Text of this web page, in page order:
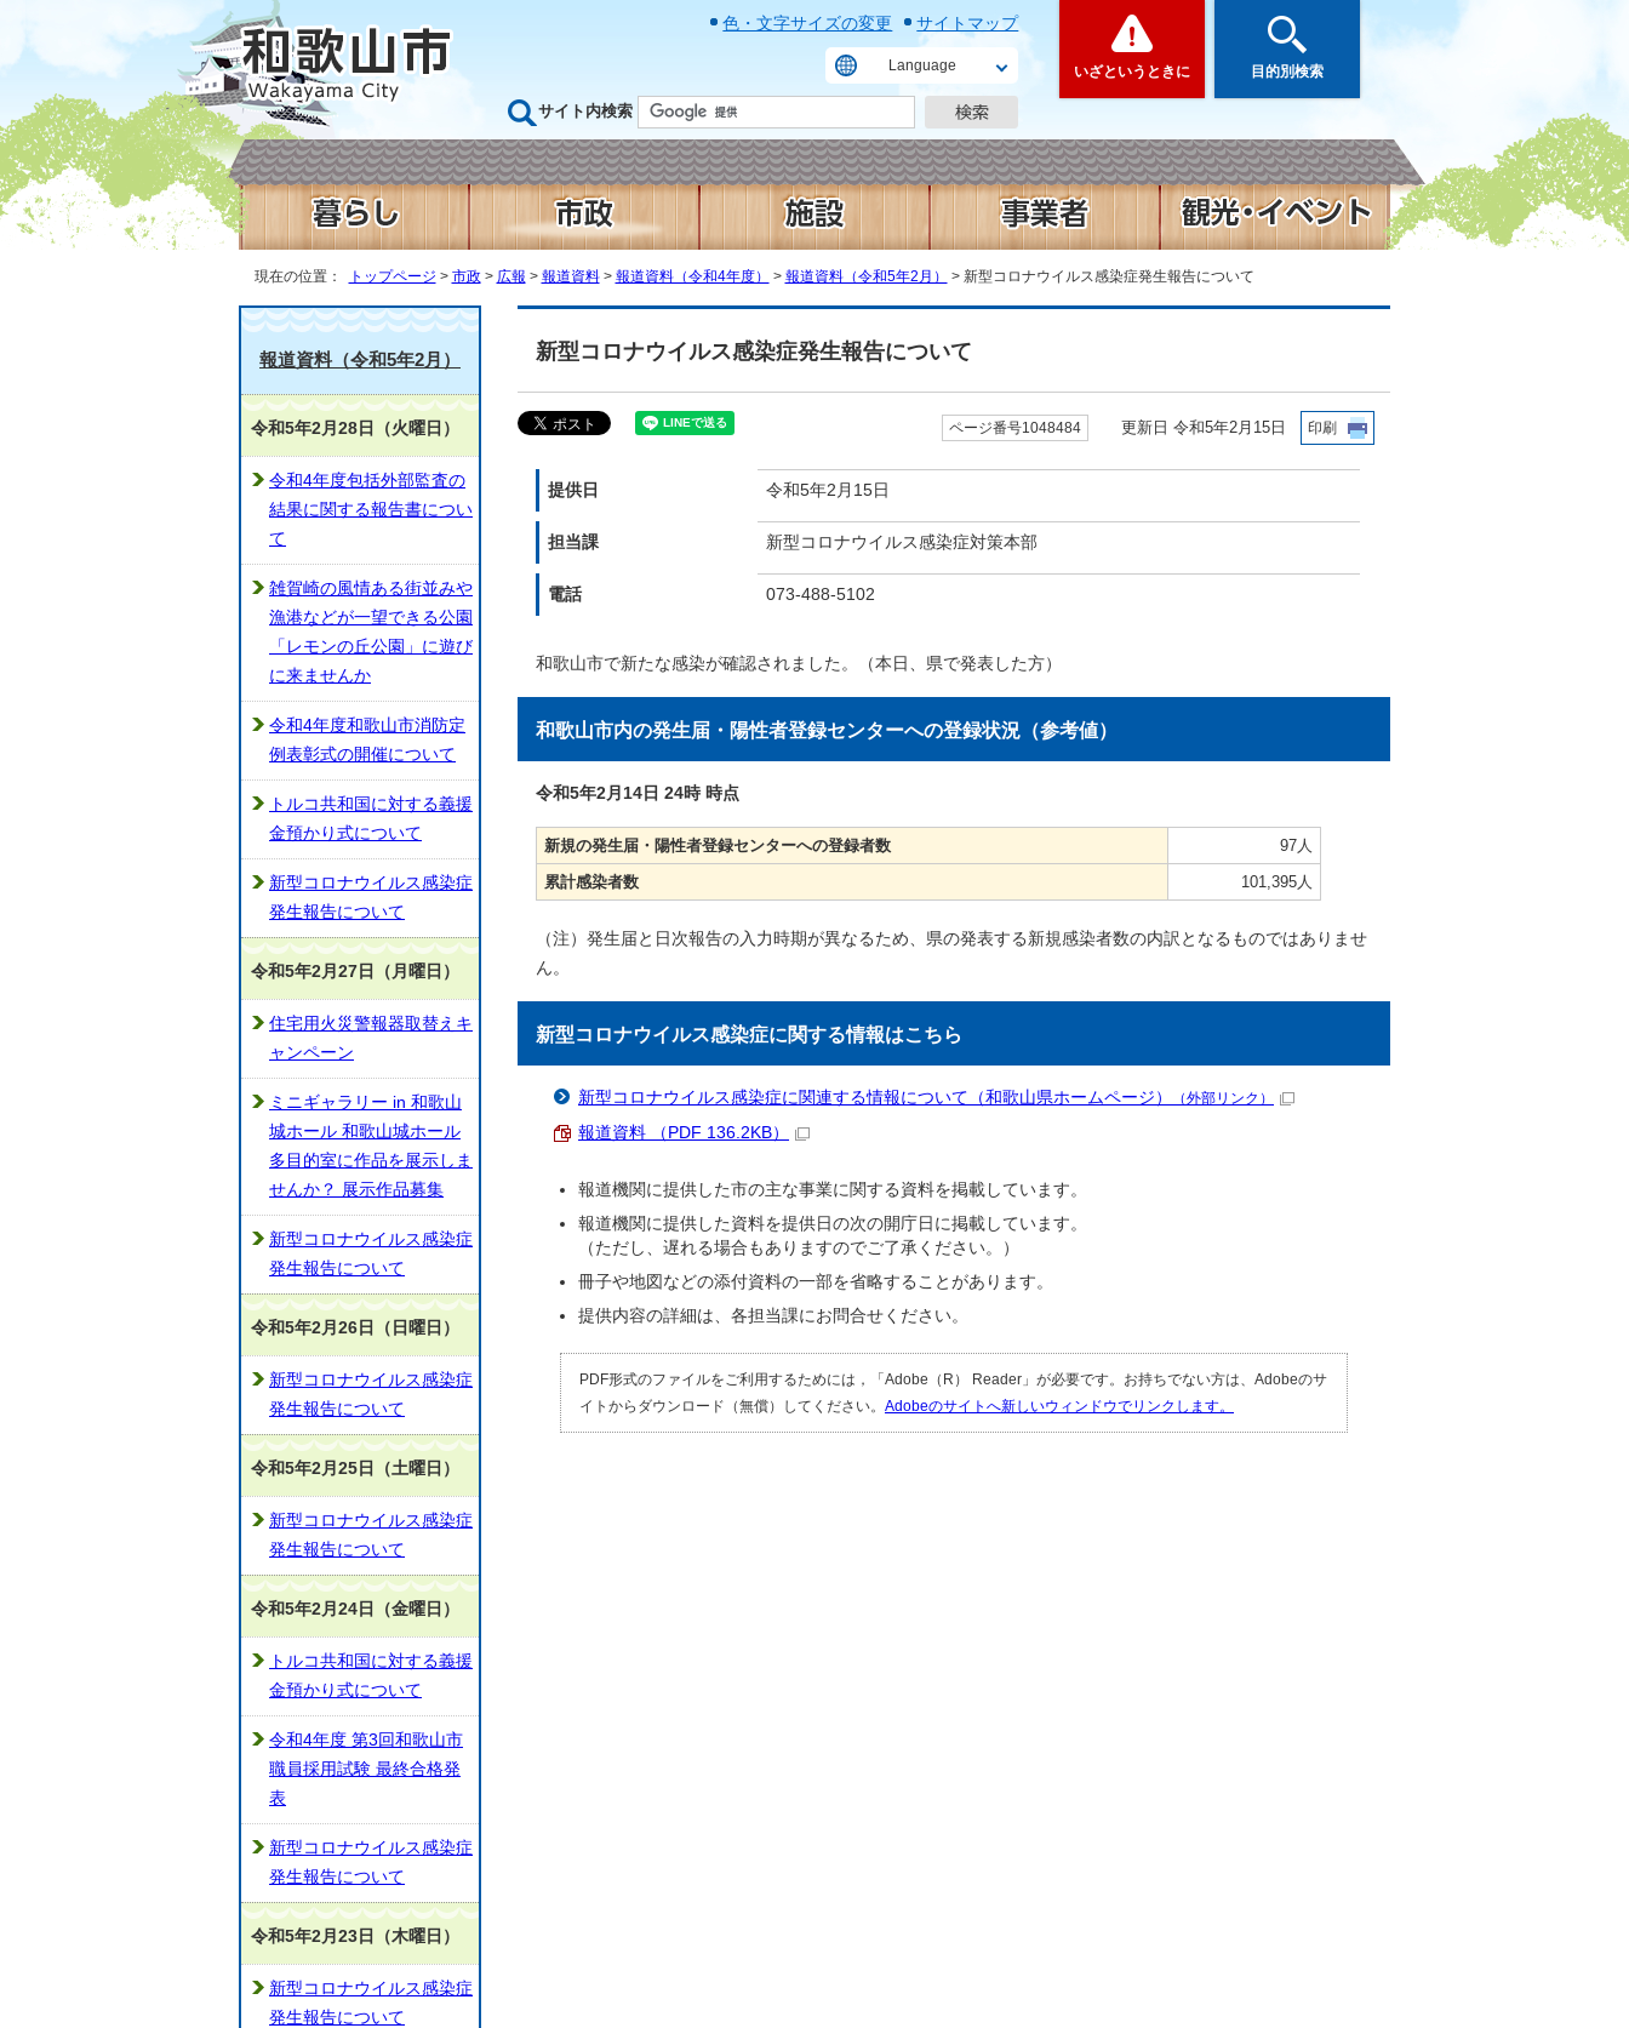
色・文字サイズの変更 サイトマップ
Language
サイト内検索
いざというときに 目的別検索
現在の位置： トップページ > 市政> 広報 > 報道資料> 報道資料（令和4年度） > 報道資料（令和5年2月） > 新型コロナウイルス感染症発生報告について
新型コロナウイルス感染症発生報告について
ページ番号1048484 更新日 令和5年2月15日 印刷
提供日 令和5年2月15日
担当課 新型コロナウイルス感染症対策本部
電話 073-488-5102
和歌山市で新たな感染が確認されました。（本日、県で発表した方）
和歌山市内の発生届・陽性者登録センターへの登録状況（参考値）
令和5年2月14日 24時 時点
新規の発生届・陽性者登録センターへの登録者数
97人
累計感染者数
101,395人
（注）発生届と日次報告の入力時期が異なるため、県の発表する新規感染者数の内訳となるものではありませ
ん。
新型コロナウイルス感染症に関する情報はこちら
新型コロナウイルス感染症に関連する情報について（和歌山県ホームページ） （外部リンク）
報道資料 （PDF 136.2KB）
報道機関に提供した市の主な事業に関する資料を掲載しています。
報道機関に提供した資料を提供日の次の開庁日に掲載しています。
（ただし、遅れる場合もありますのでご了承ください。）
冊子や地図などの添付資料の一部を省略することがあります。
提供内容の詳細は、各担当課にお問合せください。
PDF形式のファイルをご利用するためには，「Adobe（R） Reader」が必要です。お持ちでない方は、Adobeのサ
イトからダウンロード（無償）してください。 Adobeのサイトへ新しいウィンドウでリンクします。
報道資料（令和5年2月）
令和5年2月28日（火曜日）
令和4年度包括外部監査の
結果に関する報告書につい
て
雑賀崎の風情ある街並みや
漁港などが一望できる公園
「レモンの丘公園」に遊び
に来ませんか
令和4年度和歌山市消防定
例表彰式の開催について
トルコ共和国に対する義援
金預かり式について
新型コロナウイルス感染症
発生報告について
令和5年2月27日（月曜日）
住宅用火災警報器取替えキ
ャンペーン
ミニギャラリー in 和歌山
城ホール 和歌山城ホール
多目的室に作品を展示しま
せんか？ 展示作品募集
新型コロナウイルス感染症
発生報告について
令和5年2月26日（日曜日）
新型コロナウイルス感染症
発生報告について
令和5年2月25日（土曜日）
新型コロナウイルス感染症
発生報告について
令和5年2月24日（金曜日）
トルコ共和国に対する義援
金預かり式について
令和4年度 第3回和歌山市
職員採用試験 最終合格発
表
新型コロナウイルス感染症
発生報告について
令和5年2月23日（木曜日）
新型コロナウイルス感染症
発生報告について